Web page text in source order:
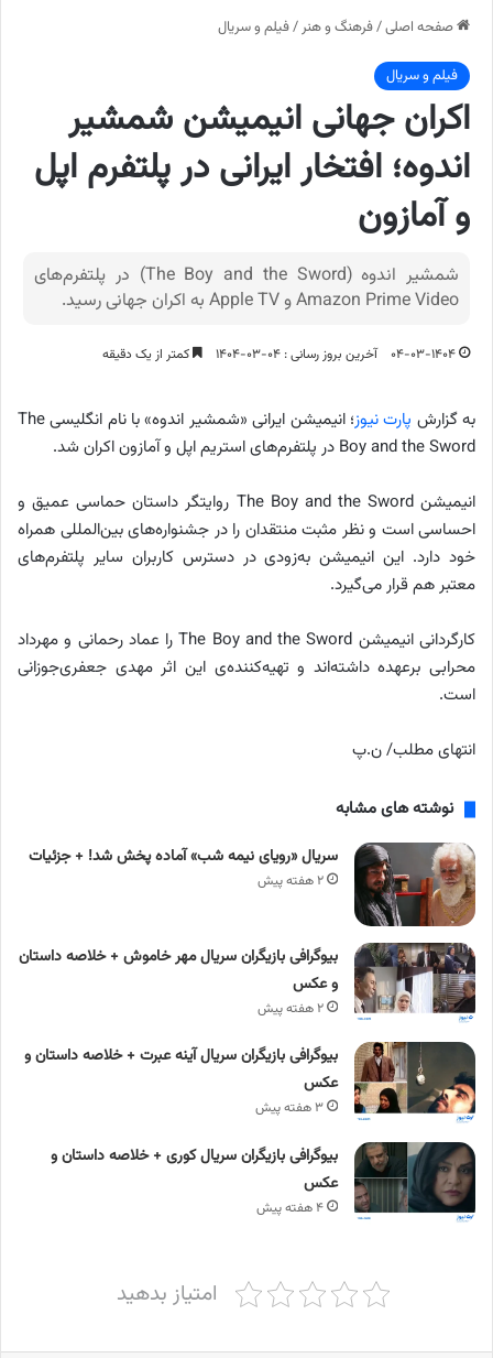
صفحه اصلی/فرهنگ و هنر/فیلم و سریال
فیلم و سریال
اکران جهانی انیمیشن شمشیر
اندوه؛ افتخار ایرانی در پلتفرم اپل
و آمازون
شمشیر اندوه (The Boy and the Sword) در پلتفرم‌های
Amazon Prime Video و Apple TV به‌ اکران جهانی رسید.
۰۴-۰۳-۱۴۰۴ آخرین بروز رسانی : ۰۴-۰۳-۱۴۰۴ کمتر از یک دقیقه
به گزارش پارت نیوز
؛ انیمیشن ایرانی «شمشیر اندوه» با نام انگلیسی The
Boy and the Sword در پلتفرم‌های استریم اپل و آمازون اکران شد.
انیمیشن The Boy and the Sword روایتگر داستان حماسی عمیق و
احساسی است و نظر مثبت منتقدان را در جشنواره‌های بین‌المللی همراه
خود دارد. این انیمیشن به‌زودی در دسترس کاربران سایر پلتفرم‌های
معتبر هم قرار می‌گیرد.
کارگردانی انیمیشن The Boy and the Sword را عماد رحمانی و مهرداد
محرابی برعهده داشته‌اند و تهیه‌کنند‌ه‌ی این اثر مهدی جعفری‌جوزانی
است.
انتهای مطلب/ ن.پ
نوشته های مشابه
سریال «رویای نیمه شب» آماده پخش شد! + جزئیات
۲ هفته پیش
بیوگرافی بازیگران سریال مهر خاموش + خلاصه داستان
و عکس
۲ هفته پیش
بیوگرافی بازیگران سریال آینه عبرت + خلاصه داستان و
عکس
۳ هفته پیش
بیوگرافی بازیگران سریال کوری + خلاصه داستان و
عکس
۴ هفته پیش
امتیاز بدهید